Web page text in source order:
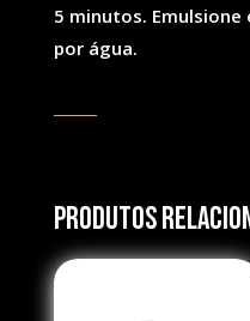
5 minutos.
por água.
Produtos